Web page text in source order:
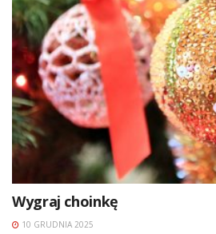
Wygraj choinkę
10 GRUDNIA 2025